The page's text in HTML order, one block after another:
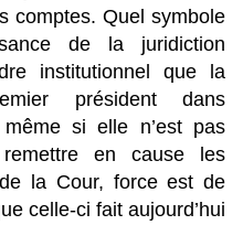
comptes. Quel symbole
de la juridiction
institutionnel que la
président dans
même si elle n’est pas
en cause les
la Cour, force est de
celle-ci fait aujourd’hui